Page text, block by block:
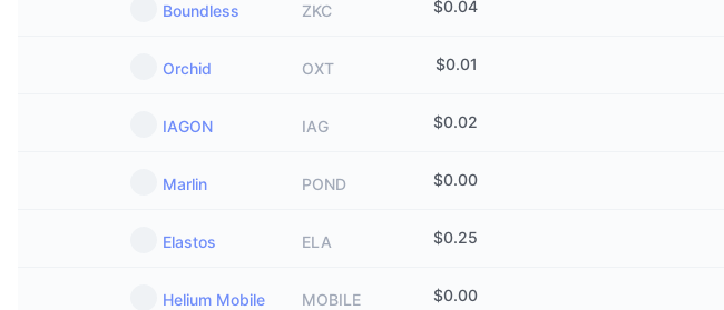
Boundless ZKC $0.04
Orchid OXT $0.01
IAGON IAG $0.02
Marlin POND $0.00
Elastos ELA $0.25
Helium Mobile MOBILE $0.00